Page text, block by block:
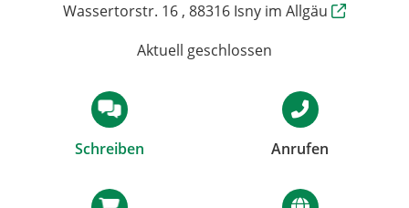
Wassertorstr. 16 , 88316 Isny im Allgäu
Aktuell geschlossen
Schreiben Anrufen